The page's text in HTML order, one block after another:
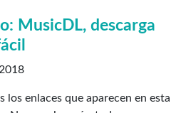
MusicDL, descarga
enlaces que aparecen en esta